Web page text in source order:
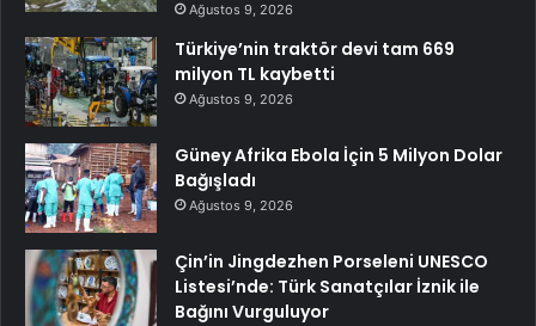
Ağustos 9, 2026
Türkiye’nin traktör devi tam 669
milyon TL kaybetti
Ağustos 9, 2026
Güney Afrika Ebola İçin 5 Milyon Dolar
Bağışladı
Ağustos 9, 2026
Çin’in Jingdezhen Porseleni UNESCO
Listesi’nde: Türk Sanatçılar İznik ile
Bağını Vurguluyor